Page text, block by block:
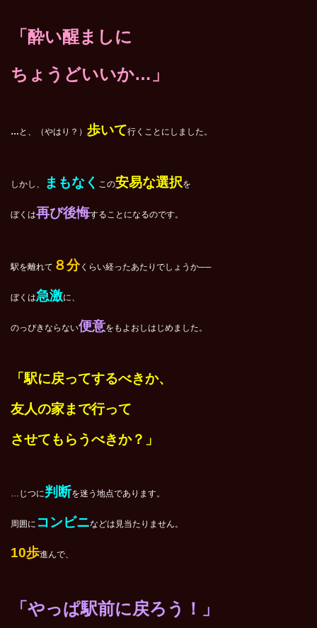
「酔い醒ましに
ちょうどいいか…」
… と、（やはり？） 歩いて行くことにしました。
しかし、 まもなく この安易な選択を
ぼくは再び後悔することになるのです。
駅を離れて ８分くらい経ったあたりでしょうか──
ぼくは急激に、
のっぴきならない便意をもよおしはじめました。
「駅に戻ってするべきか、
友人の家まで行って
させてもらうべきか？」
…じつに判断を迷う地点であります。
周囲に コンビニなどは見当たりません。
10歩進んで、
「やっぱ駅前に戻ろう！」